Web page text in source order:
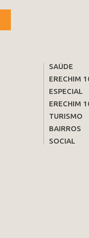
SAÚDE
ERECHIM
ESPECIAL
ERECHIM
TURISMO
BAIRROS
SOCIAL